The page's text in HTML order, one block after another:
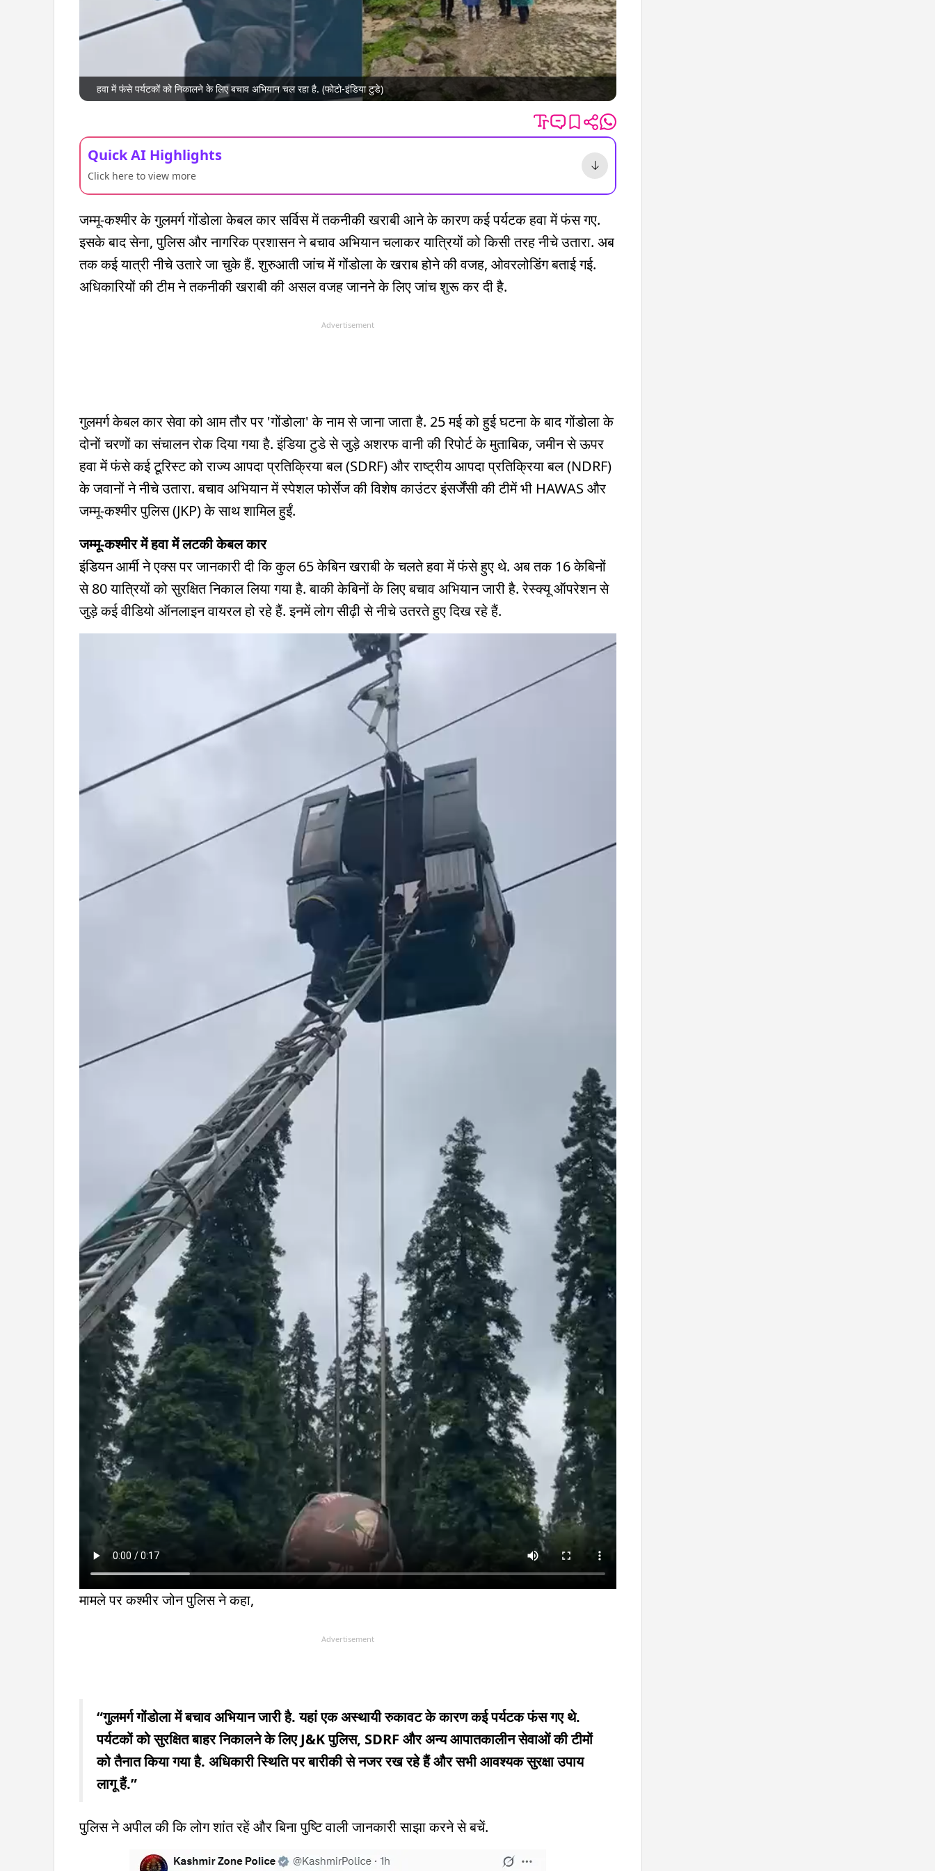
हवा में फंसे पर्यटकों को निकालने के लिए बचाव अभियान चल रहा है. (फोटो-इंडिया टुडे)
Quick AI Highlights
Click here to view more
जम्मू-कश्मीर के गुलमर्ग गोंडोला केबल कार सर्विस में तकनीकी खराबी आने के कारण कई पर्यटक हवा में फंस गए.
इसके बाद सेना, पुलिस और नागरिक प्रशासन ने बचाव अभियान चलाकर यात्रियों को किसी तरह नीचे उतारा. अब
तक कई यात्री नीचे उतारे जा चुके हैं. शुरुआती जांच में गोंडोला के खराब होने की वजह, ओवरलोडिंग बताई गई.
अधिकारियों की टीम ने तकनीकी खराबी की असल वजह जानने के लिए जांच शुरू कर दी है.
Advertisement
गुलमर्ग केबल कार सेवा को आम तौर पर 'गोंडोला' के नाम से जाना जाता है. 25 मई को हुई घटना के बाद गोंडोला के
दोनों चरणों का संचालन रोक दिया गया है. इंडिया टुडे से जुड़े अशरफ वानी की रिपोर्ट के मुताबिक, जमीन से ऊपर
हवा में फंसे कई टूरिस्ट को राज्य आपदा प्रतिक्रिया बल (SDRF) और राष्ट्रीय आपदा प्रतिक्रिया बल (NDRF)
के जवानों ने नीचे उतारा. बचाव अभियान में स्पेशल फोर्सेज की विशेष काउंटर इंसर्जेंसी की टीमें भी HAWAS और
जम्मू-कश्मीर पुलिस (JKP) के साथ शामिल हुईं.
जम्मू-कश्मीर में हवा में लटकी केबल कार
इंडियन आर्मी ने एक्स पर जानकारी दी कि कुल 65 केबिन खराबी के चलते हवा में फंसे हुए थे. अब तक 16 केबिनों
से 80 यात्रियों को सुरक्षित निकाल लिया गया है. बाकी केबिनों के लिए बचाव अभियान जारी है. रेस्क्यू ऑपरेशन से
जुड़े कई वीडियो ऑनलाइन वायरल हो रहे हैं. इनमें लोग सीढ़ी से नीचे उतरते हुए दिख रहे हैं.
मामले पर कश्मीर जोन पुलिस ने कहा,
Advertisement
“गुलमर्ग गोंडोला में बचाव अभियान जारी है. यहां एक अस्थायी रुकावट के कारण कई पर्यटक फंस गए थे.
पर्यटकों को सुरक्षित बाहर निकालने के लिए J&K पुलिस, SDRF और अन्य आपातकालीन सेवाओं की टीमों
को तैनात किया गया है. अधिकारी स्थिति पर बारीकी से नजर रख रहे हैं और सभी आवश्यक सुरक्षा उपाय
लागू हैं.”
पुलिस ने अपील की कि लोग शांत रहें और बिना पुष्टि वाली जानकारी साझा करने से बचें.